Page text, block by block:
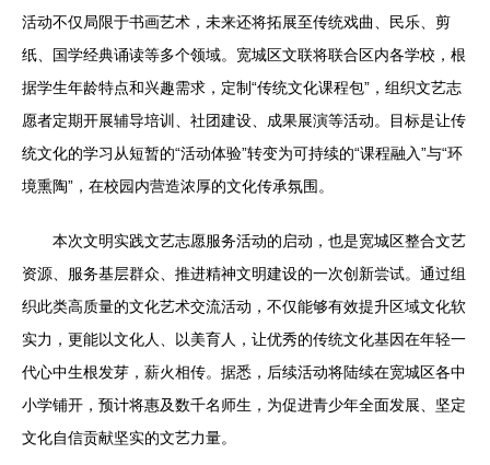
活动不仅局限于书画艺术，未来还将拓展至传统戏曲、民乐、剪
纸、国学经典诵读等多个领域。宽城区文联将联合区内各学校，根
据学生年龄特点和兴趣需求，定制“传统文化课程包”，组织文艺志
愿者定期开展辅导培训、社团建设、成果展演等活动。目标是让传
统文化的学习从短暂的“活动体验”转变为可持续的“课程融入”与“环
境熏陶”，在校园内营造浓厚的文化传承氛围。
本次文明实践文艺志愿服务活动的启动，也是宽城区整合文艺
资源、服务基层群众、推进精神文明建设的一次创新尝试。通过组
织此类高质量的文化艺术交流活动，不仅能够有效提升区域文化软
实力，更能以文化人、以美育人，让优秀的传统文化基因在年轻一
代心中生根发芽，薪火相传。据悉，后续活动将陆续在宽城区各中
小学铺开，预计将惠及数千名师生，为促进青少年全面发展、坚定
文化自信贡献坚实的文艺力量。